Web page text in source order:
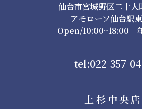
仙台市宮城野区二十人
アモローソ仙台駅
Open/10:00~18:00
tel:022-357-
上杉中央店